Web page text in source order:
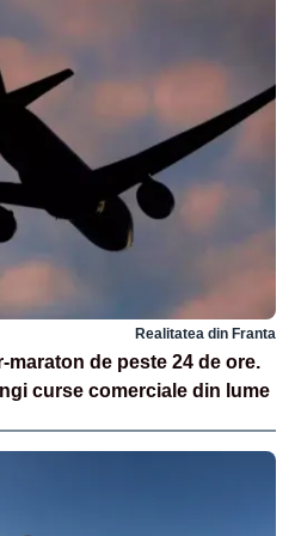
Realitatea din Franta
de peste 24 de ore.
curse comerciale din lume